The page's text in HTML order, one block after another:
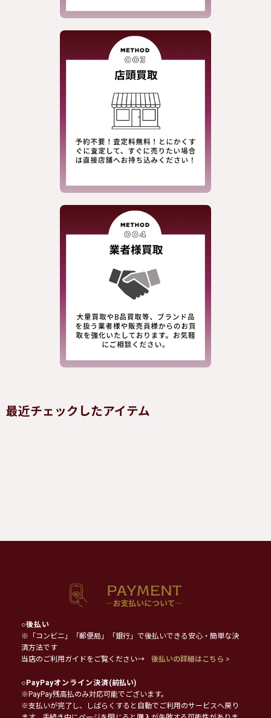
最近チェックしたアイテム
○後払い
※「コンビニ」「郵便局」「銀行」で後払いできる安心・簡単な決
済方法です
当店のご利用ガイドをご覧ください→
後払いの詳細はこちら >
○PayPayオンライン決済(前払い)
※PayPay残高払のみ対応可能でございます。
※支払いが完了し、しばらくすると自動でご利用のサービスへ戻り